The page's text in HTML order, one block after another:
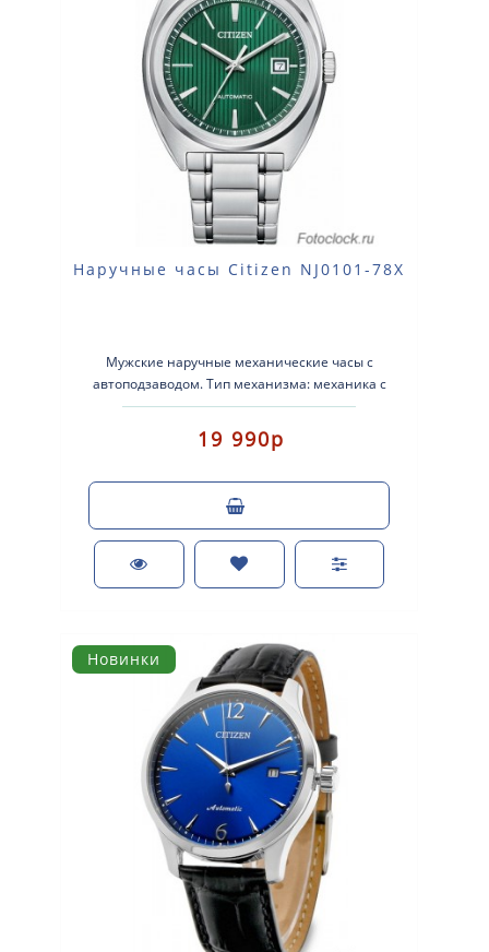
Наручные часы Citizen NJ0101-78X
Мужские наручные механические часы с
автоподзаводом. Тип механизма: механика с
автоматическим заводом. Корпус: нержавеющая
с..
19 990р
Новинки